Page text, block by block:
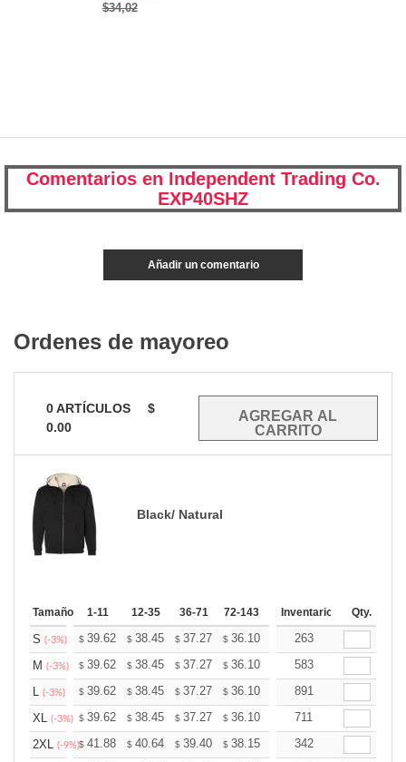
$34,02
Comentarios en Independent Trading Co.
EXP40SHZ
Añadir un comentario
Ordenes de mayoreo
0ARTÍCULOS
$
0.00
Black/ Natural
Tamaño 1-11 12-35 36-71 72-143 144-287 288 +
Inventario Qty.
S (-3%) $ 39.62 $ 38.45 $ 37.27 $ 36.10 34.93
263
M (-3%) $ 39.62 $ 38.45 $ 37.27 $ 36.10 34.93
583
L (-3%) $ 39.62 $ 38.45 $ 37.27 $ 36.10 34.93
891
XL (-3%) $ 39.62 $ 38.45 $ 37.27 $ 36.10 34.93
711
2XL (-9%)$ 41.88 $ 40.64 $ 39.40 $ 38.15 36.91
342